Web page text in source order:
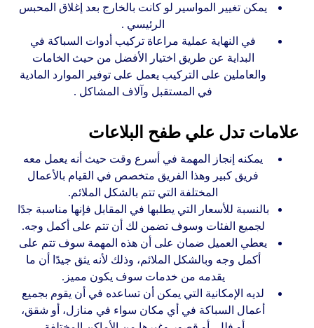
يمكن تغيير المواسير لو كانت بالخارج بعد إغلاق المحبس
الرئيسي .
في النهاية عملية مراعاة تركيب أدوات السباكة في
البداية عن طريق اختيار الأفضل من حيث الخامات
والعاملين على التركيب يعمل على توفير الموارد المادية
في المستقبل وآلاف المشاكل .
علامات تدل علي طفح البلاعات
يمكنه إنجاز المهمة في أسرع وقت حيث أنه يعمل معه
فريق كبير وهذا الفريق متخصص في القيام بالأعمال
المختلفة التي تتم بالشكل الملائم.
بالنسبة للأسعار التي يطلبها في المقابل فإنها مناسبة جدًا
لجميع الفئات وسوف تضمن لك أن تتم على أكمل وجه.
يعطي العميل ضمان على أن هذه المهمة سوف تتم على
أكمل وجه وبالشكل الملائم، وذلك لأنه يثق جيدًا أن ما
يقدمه من خدمات سوف يكون مميز.
لديه الإمكانية التي يمكن أن تساعده في أن يقوم بجميع
أعمال السباكة في أي مكان سواء في منازل، أو شقق،